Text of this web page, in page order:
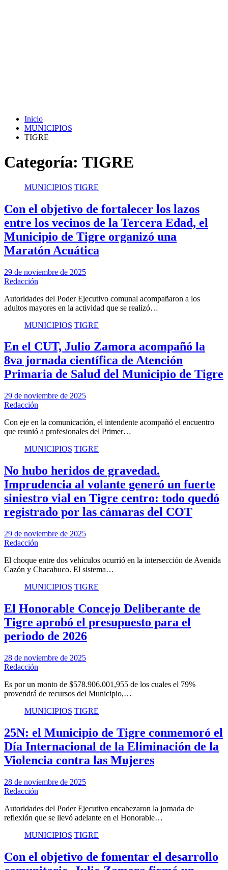
Inicio
MUNICIPIOS
TIGRE
Categoría: TIGRE
MUNICIPIOS TIGRE
Con el objetivo de fortalecer los lazos
entre los vecinos de la Tercera Edad, el
Municipio de Tigre organizó una
Maratón Acuática
29 de noviembre de 2025
Redacción
Autoridades del Poder Ejecutivo comunal acompañaron a los
adultos mayores en la actividad que se realizó…
MUNICIPIOS TIGRE
En el CUT, Julio Zamora acompañó la
8va jornada científica de Atención
Primaria de Salud del Municipio de Tigre
29 de noviembre de 2025
Redacción
Con eje en la comunicación, el intendente acompañó el encuentro
que reunió a profesionales del Primer…
MUNICIPIOS TIGRE
No hubo heridos de gravedad.
Imprudencia al volante generó un fuerte
siniestro vial en Tigre centro: todo quedó
registrado por las cámaras del COT
29 de noviembre de 2025
Redacción
El choque entre dos vehículos ocurrió en la intersección de Avenida
Cazón y Chacabuco. El sistema…
MUNICIPIOS TIGRE
El Honorable Concejo Deliberante de
Tigre aprobó el presupuesto para el
periodo de 2026
28 de noviembre de 2025
Redacción
Es por un monto de $578.906.001,955 de los cuales el 79%
provendrá de recursos del Municipio,…
MUNICIPIOS TIGRE
25N: el Municipio de Tigre conmemoró el
Día Internacional de la Eliminación de la
Violencia contra las Mujeres
28 de noviembre de 2025
Redacción
Autoridades del Poder Ejecutivo encabezaron la jornada de
reflexión que se llevó adelante en el Honorable…
MUNICIPIOS TIGRE
Con el objetivo de fomentar el desarrollo